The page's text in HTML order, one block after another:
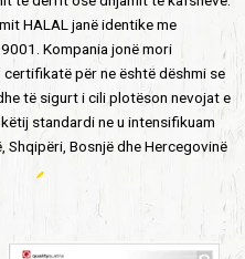
HALAL janë identike me
Kompania jonë mori
për ne është dëshmi se
të sigurt i cili plotëson nevojat e
standardi ne u intensifikuam
Bosnjë dhe Hercegovinë